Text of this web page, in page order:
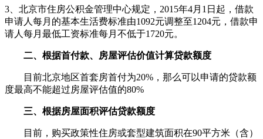
3、北京市住房公积金管理中心规定，2015年4月1日起，借款
申请人每月的基本生活费标准由1092元调整至1204元，借款申
请人每月最低工资标准每月不低于1720元。
二、根据首付款、房屋评估价值计算贷款额度
目前北京地区首套房首付为20%，那么可以申请的贷款额
度最高不能超过房屋评估值的80%
三、根据房屋面积评估贷款额度
目前，购买政策性住房或套型建筑面积在90平方米（含）